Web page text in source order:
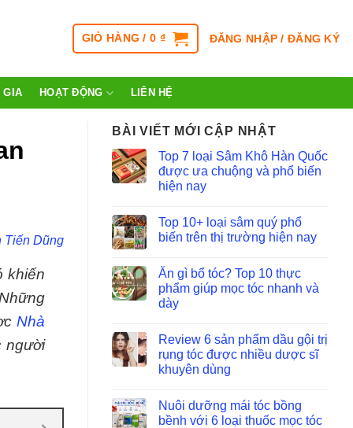
GIỎ HÀNG /0 ₫ ĐĂNG NHẬP / ĐĂNG KÝ
GIA HOẠT ĐỘNG LIÊN HỆ
Tiến Dũng
khiến
Nhà
người
BÀI VIẾT MỚI CẬP NHẬT
Top 7 loại Sâm Khô Hàn Quốc
được ưa chuộng và phổ biến
hiện nay
Top 10+ loại sâm quý phổ
biến trên thị trường hiện nay
Ăn gì bổ tóc? Top 10 thực
phẩm giúp mọc tóc nhanh và
dày
Review 6 sản phẩm dầu gội trị
rụng tóc được nhiều dược sĩ
khuyên dùng
Nuôi dưỡng mái tóc bồng
bềnh với 6 loại thuốc mọc tóc